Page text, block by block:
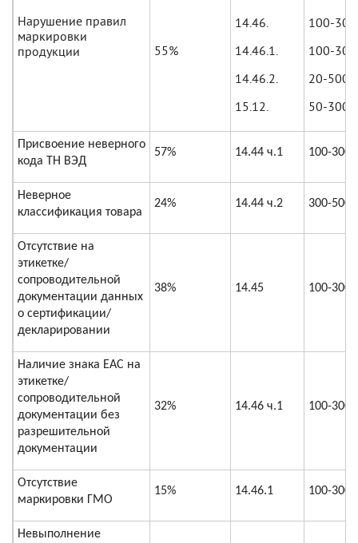
Нарушение правил
маркировки
продукции
55%
14.46.
14.46.1.
14.46.2.
15.12.
100-300
100-300
20-500
50-300
Присвоение неверного
кода ТН ВЭД
57% 14.44 ч.1 100-300
Неверное
классификация товара
24% 14.44 ч.2 300-500
Отсутствие на
этикетке/
сопроводительной
документации данных
о сертификации/
декларировании
38% 14.45 100-300
Наличие знака ЕАС на
этикетке/
сопроводительной
документации без
разрешительной
документации
32% 14.46 ч.1 100-300
Отсутствие
маркировки ГМО
15% 14.46.1 100-300
Невыполнение